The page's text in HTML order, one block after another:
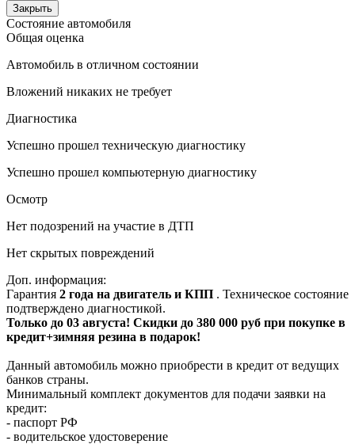
Закрыть
Состояние автомобиля
Общая оценка
Автомобиль в отличном состоянии
Вложений никаких не требует
Диагностика
Успешно прошел техническую диагностику
Успешно прошел компьютерную диагностику
Осмотр
Нет подозрений на участие в ДТП
Нет скрытых повреждений
Доп. информация:
Гарантия 2 года на двигатель и КПП . Техническое состояние
подтверждено диагностикой.
Только до 03 августа! Скидки до 380 000 руб при покупке в
кредит+зимняя резина в подарок!
Данный автомобиль можно приобрести в кредит от ведущих
банков страны.
Минимальный комплект документов для подачи заявки на
кредит:
- паспорт РФ
- водительское удостоверение